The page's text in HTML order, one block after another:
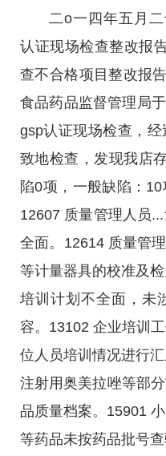
二o一四年五月
认证现场检查整改报
查不合格项目整改报
食品药品监督管理局
gsp认证现场检查，
致地检查，发现我店
陷0项，一般缺陷：
12607 质量管理人员
全面。12614 质量管
等计量器具的校准及
培训计划不全面，未
容。13102 企业培训
位人员培训情况进行
注射用奥美拉唑等部
品质量档案。15901
等药品未按药品批号